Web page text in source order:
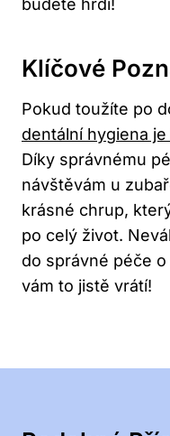
budete hrdí!
Klíčové
Pokud toužíte po
dentální hygiena
Díky správnému
návštěvám u
krásné chrup,
po celý život.
do správné péče
vám to jistě vrátí!